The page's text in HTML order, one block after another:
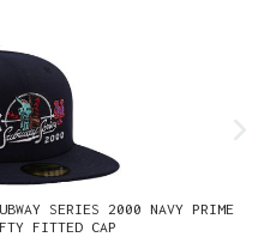
SERIES 2000 NAVY PRIME
FITTED CAP